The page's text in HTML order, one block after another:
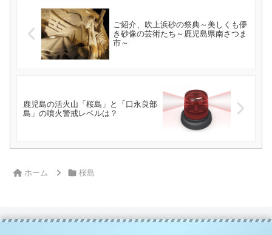
ご紹介、吹上浜砂の祭典～美しくも儚
き砂像の芸術たち～鹿児島県南さつま
市～
鹿児島の活火山「桜島」と「口永良部
島」の噴火警戒レベルは？
ホーム 桜島